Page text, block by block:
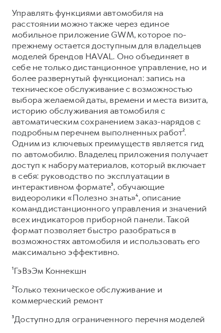
Управлять функциями автомобиля на
расстоянии можно также через единое
мобильное приложение GWM, которое по-
прежнему остается доступным для владельцев
моделей брендов HAVAL. Оно объединяет в
себе не только дистанционное управление, но и
более развернутый функционал: запись на
техническое обслуживание с возможностью
выбора желаемой даты, времени и места визита,
историю обслуживания автомобиля с
автоматическим сохранением заказ-нарядов с
подробным перечнем выполненных работ².
Одним из ключевых преимуществ является гид
по автомобилю. Владелец приложения получает
доступ к набору материалов, который включает
в себя: руководство по эксплуатации в
интерактивном формате³, обучающие
видеоролики «Полезно знать»⁴, описание
команд дистанционного управления и значений
всех индикаторов приборной панели. Такой
формат позволяет быстро разобраться в
возможностях автомобиля и использовать его
максимально эффективно.
¹ГэВэЭм Коннекшн
²Только техническое обслуживание и
коммерческий ремонт
³Доступно для ограниченного перечня моделей